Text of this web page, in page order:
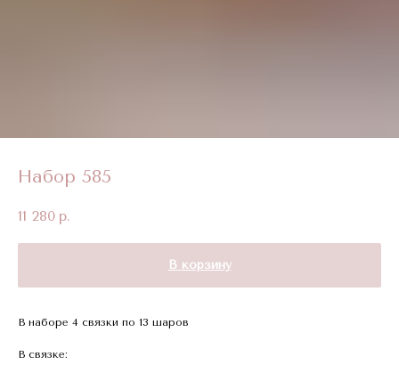
Набор 585
11 280 р.
В корзину
В наборе 4 связки по 13 шаров
В связке: